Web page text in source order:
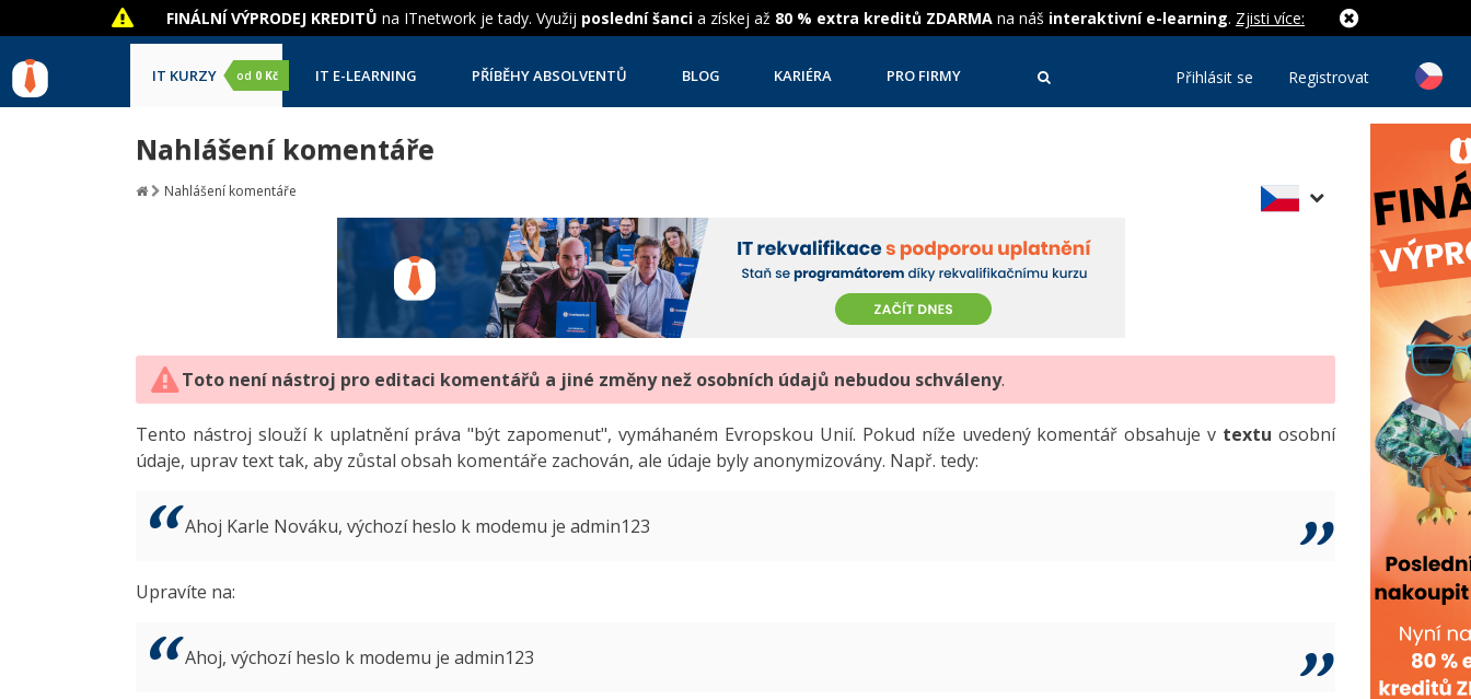
FINÁLNÍ VÝPRODEJ KREDITŮ na ITnetwork je tady. Využij poslední šanci a získej až 80 % extra kreditů ZDARMA na náš interaktivní e-learning. Zjisti více:
IT KURZY od 0 Kč IT E-LEARNING PŘÍBĚHY ABSOLVENTŮ BLOG KARIÉRA PRO FIRMY Přihlásit se Registrovat
Nahlášení komentáře
Nahlášení komentáře
Toto není nástroj pro editaci komentářů a jiné změny než osobních údajů nebudou schváleny.
Tento nástroj slouží k uplatnění práva "být zapomenut", vymáhaném Evropskou Unií. Pokud níže uvedený komentář obsahuje v textu osobní
údaje, uprav text tak, aby zůstal obsah komentáře zachován, ale údaje byly anonymizovány. Např. tedy:
Ahoj Karle Nováku, výchozí heslo k modemu je admin123
Upravíte na:
Ahoj, výchozí heslo k modemu je admin123